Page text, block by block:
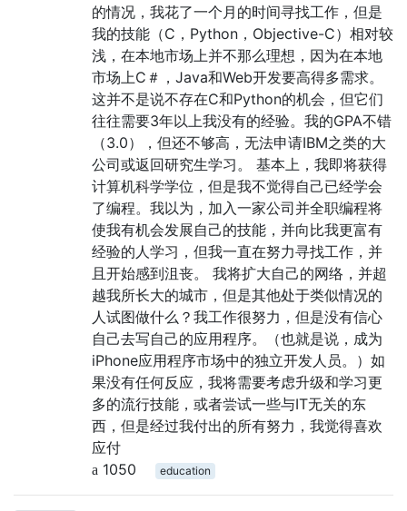
的情况，我花了一个月的时间寻找工作，但是
我的技能（C，Python，Objective-C）相对较
浅，在本地市场上并不那么理想，因为在本地
市场上C＃，Java和Web开发要高得多需求。
这并不是说不存在C和Python的机会，但它们
往往需要3年以上我没有的经验。我的GPA不错
（3.0），但还不够高，无法申请IBM之类的大
公司或返回研究生学习。 基本上，我即将获得
计算机科学学位，但是我不觉得自己已经学会
了编程。我以为，加入一家公司并全职编程将
使我有机会发展自己的技能，并向比我更富有
经验的人学习，但我一直在努力寻找工作，并
且开始感到沮丧。 我将扩大自己的网络，并超
越我所长大的城市，但是其他处于类似情况的
人试图做什么？我工作很努力，但是没有信心
自己去写自己的应用程序。（也就是说，成为
iPhone应用程序市场中的独立开发人员。）如
果没有任何反应，我将需要考虑升级和学习更
多的流行技能，或者尝试一些与IT无关的东
西，但是经过我付出的所有努力，我觉得喜欢
应付
1050
education